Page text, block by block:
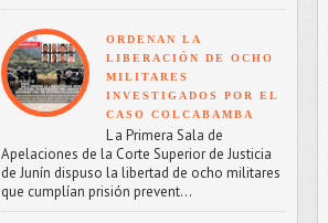
ORDENAN LA
LIBERACIÓN DE OCHO
MILITARES
INVESTIGADOS POR EL
CASO COLCABAMBA
L a Primera Sala de
Apelaciones de la Corte Superior de Justicia
de Junín dispuso la libertad de ocho militares
que cumplían prisión prevent...